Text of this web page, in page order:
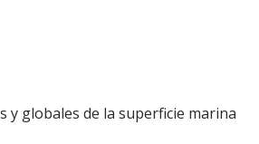
y globales de la superficie marina